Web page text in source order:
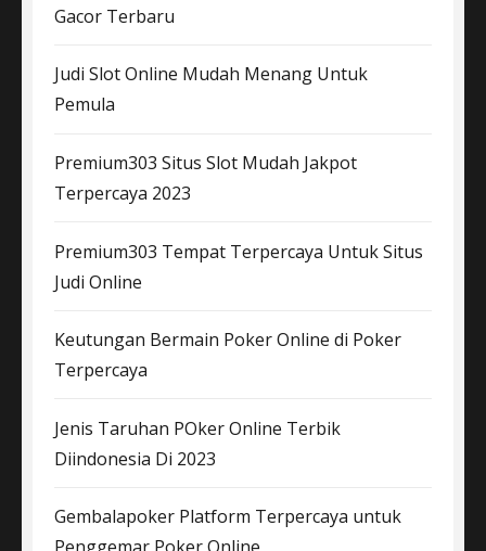
Gacor Terbaru
Judi Slot Online Mudah Menang Untuk
Pemula
Premium303 Situs Slot Mudah Jakpot
Terpercaya 2023
Premium303 Tempat Terpercaya Untuk Situs
Judi Online
Keutungan Bermain Poker Online di Poker
Terpercaya
Jenis Taruhan POker Online Terbik
Diindonesia Di 2023
Gembalapoker Platform Terpercaya untuk